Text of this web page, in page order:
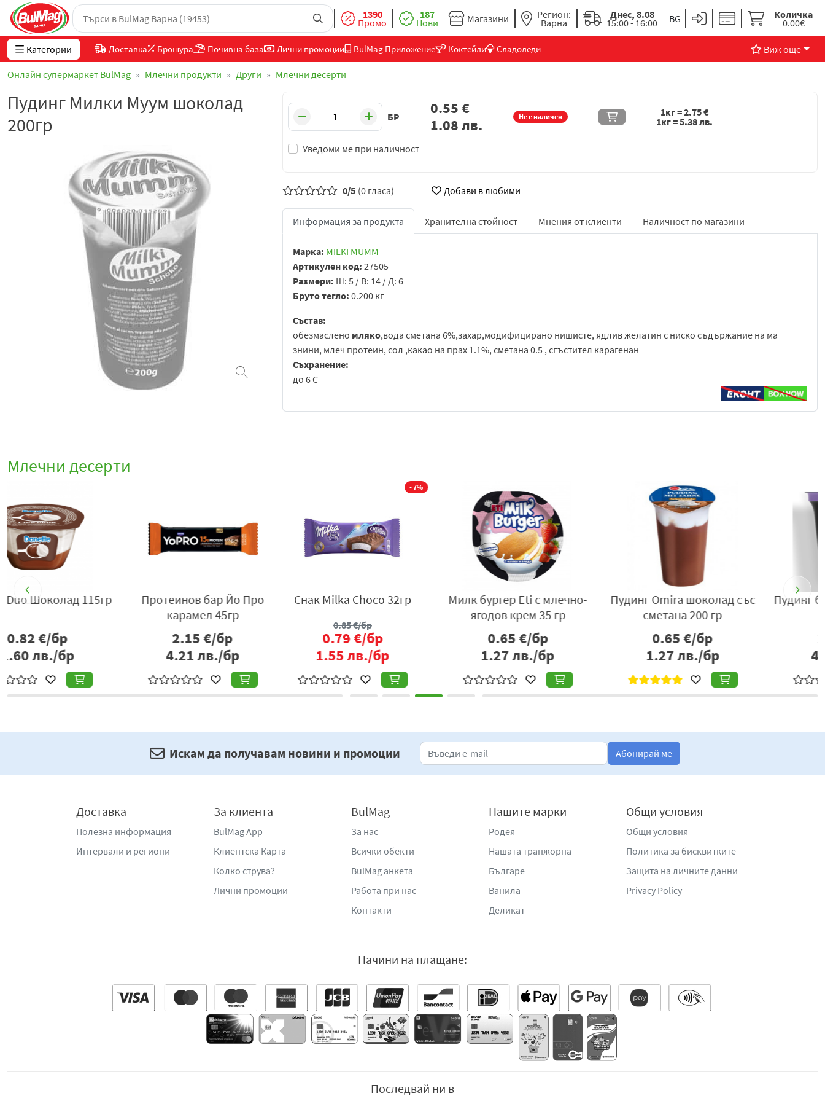
1390
Промо
187
Нови Магазини Регион:
Варна
Днес, 8.08
15:00 - 16:00
Количка
0.00€
Категории Доставка Брошура Почивна база Лични промоции BulMag Приложение Коктейли Сладоледи Виж още
Онлайн супермаркет BulMag Млечни продукти Други Млечни десерти
Пудинг Милки Муум шоколад
200гр
БР Не е наличен
Уведоми ме при наличност
0.55€
1.08лв.
1кг =2.75€
1кг =5.38лв.
0/5 (0 гласа) Добави в любими
Информация за продукта Хранителна стойност Мнения от клиенти Наличност по магазини
Марка: MILKI MUMM
Артикулен код: 27505
Размери: Ш: 5 / В: 14 / Д: 6
Бруто тегло: 0.200 кг
Състав:
обезмаслено мляко,вода сметана 6%,захар,модифицирано нишисте, ядлив желатин с ниско съдържание на ма
знини, млеч протеин, сол ,какао на прах 1.1%, сметана 0.5 , сгъстител карагенан
Съхранение:
до 6 С
Млечни десерти
Снак Milka Choco 32гр
0.79
1.55лв./бр
Милк бургер Eti с млечно-
ягодов крем 35 гр
0.65
1.27лв./бр
Пудинг Omira шоколад със
0.65
1.27
Пудинг бял шоколад Ерман
230гр
2.20
4.30
Шоколадов пудинг Müller с
крем ванилия 450 гр
2.73
5.34
Искам да получавам новини и промоции Абонирай ме
Доставка
Полезна информация
Интервали и региони
За клиента
BulMag App
Клиентска Карта
Колко струва?
Лични промоции
BulMag
За нас
Всички обекти
BulMag анкета
Работа при нас
Контакти
Нашите марки
Родея
Нашата транжорна
Българе
Ванила
Деликат
Общи условия
Общи условия
Политика за бисквитките
Защита на личните данни
Privacy Policy
Начини на плащане:
Последвай ни в